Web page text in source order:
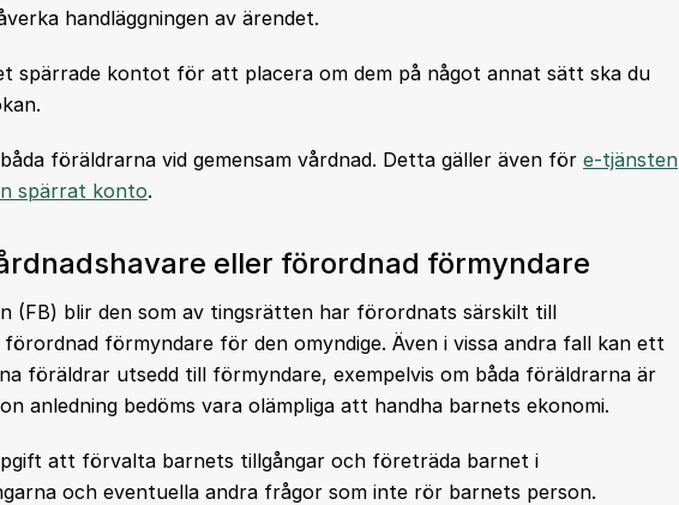
handläggningen av ärendet.
spärrade kontot för att placera om dem på något annat sätt ska du
föräldrarna vid gemensam vårdnad. Detta gäller även för e-tjänsten
spärrat konto.
eller förordnad förmyndare
(FB) blir den som av tingsrätten har förordnats särskilt till
förmyndare för den omyndige. Även i vissa andra fall kan ett
föräldrar utsedd till förmyndare, exempelvis om båda föräldrarna är
anledning bedöms vara olämpliga att handha barnets ekonomi.
att förvalta barnets tillgångar och företräda barnet i
och eventuella andra frågor som inte rör barnets person.